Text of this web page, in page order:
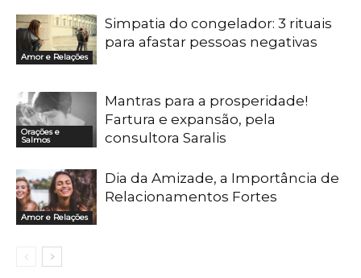
Amor e Relações
Simpatia do congelador: 3 rituais
para afastar pessoas negativas
Orações e
Salmos
Mantras para a prosperidade!
Fartura e expansão, pela
consultora Saralis
Amor e Relações
Dia da Amizade, a Importância de
Relacionamentos Fortes